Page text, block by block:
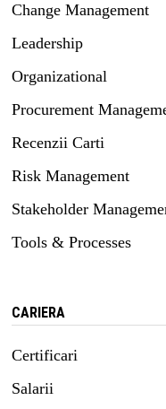
Change Management
Leadership
Organizational
Procurement
Recenzii Carti
Risk Management
Stakeholder
Tools & Processes
CARIERA
Certificari
Salarii